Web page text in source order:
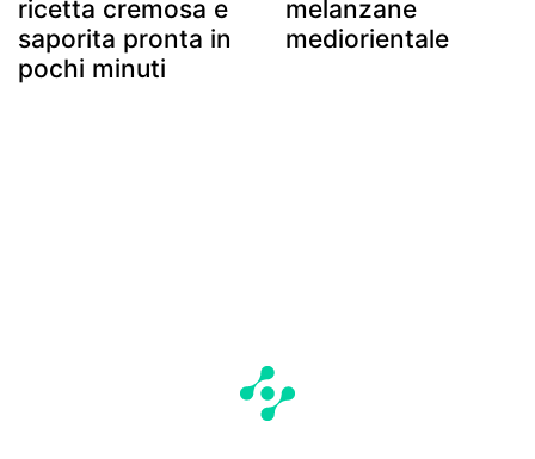
ricetta cremosa e
saporita pronta in
pochi minuti
melanzane
mediorientale